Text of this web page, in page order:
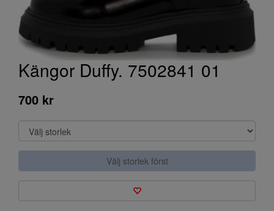
Kängor Duffy. 7502841 01
700 kr
Välj storlek först